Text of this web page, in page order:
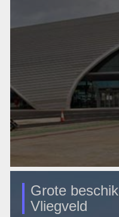
Grote
Vliegveld